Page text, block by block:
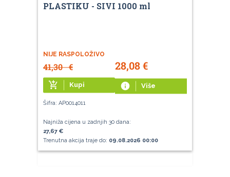
PLASTIKU - SIVI 1000 ml
NIJE RASPOLOŽIVO
41,30€ 28,08€
add_shopping_cart Kupi info Više
Šifra: AP0014011
Najniža cijena u zadnjih 30 dana:
27,67 €
Trenutna akcija traje do: 09.08.2026 00:00